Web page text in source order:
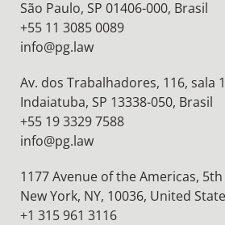
São Paulo, SP 01406-000, Brasil
+55 11 3085 0089
info@pg.law
Av. dos Trabalhadores, 116, sala
Indaiatuba, SP 13338-050, Brasil
+55 19 3329 7588
info@pg.law
1177 Avenue of the Americas,
New York, NY, 10036, United
+1 315 961 3116